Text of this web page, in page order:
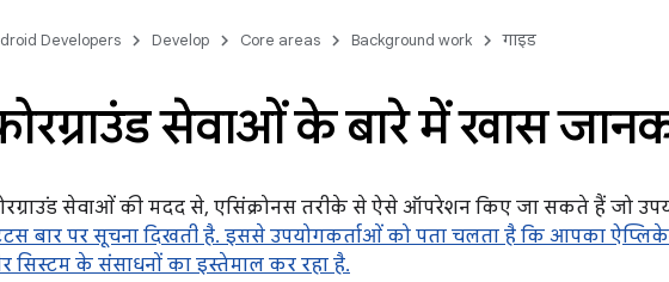
Developers Develop Core areas Background work गाइड
सेवाओं के बारे में खास
सेवाओं की मदद से, एसिंक्रोनस तरीके से ऐसे ऑपरेशन किए जा सकते हैं जो
बार पर सूचना दिखती है. इससे उपयोगकर्ताओं को पता चलता है कि आपका
सिस्टम के संसाधनों का इस्तेमाल कर रहा है.